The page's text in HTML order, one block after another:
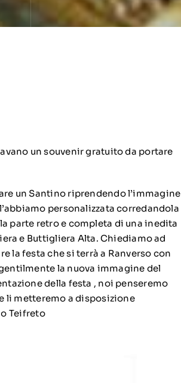
un souvenir gratuito da portare
un Santino riprendendo l’immagine
personalizzata corredandola
parte retro e completa di una inedita
e Buttigliera Alta. Chiediamo ad
la festa che si terrà a Ranverso con
la nuova immagine del
della festa , noi penseremo
li metteremo a disposizione
Teifreto